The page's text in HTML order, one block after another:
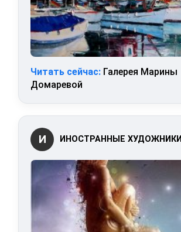
Читать сейчас: Галерея Марины
Домаревой
И ИНОСТРАННЫЕ ХУДОЖНИКИ